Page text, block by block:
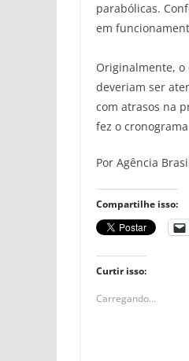
parabólicas.
em
Originalmente, o
deveriam ser
com atrasos na
fez o
Por Agência
Compartilhe isso:
Curtir isso:
Carregando...